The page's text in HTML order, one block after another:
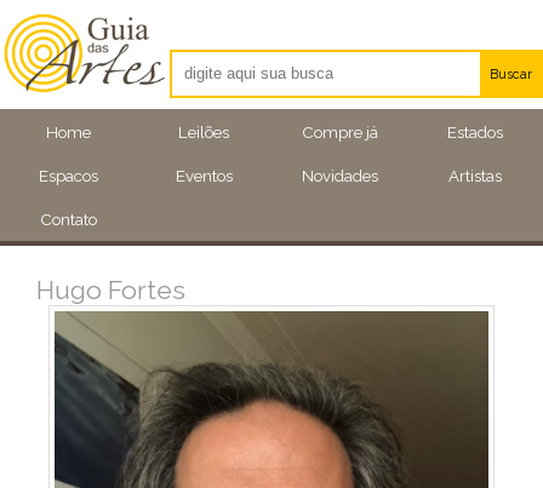
Home Leilões Compre já Estados
Espacos Eventos Novidades Artistas
Contato
Buscar
Artistas
Eventos
Hugo Fortes